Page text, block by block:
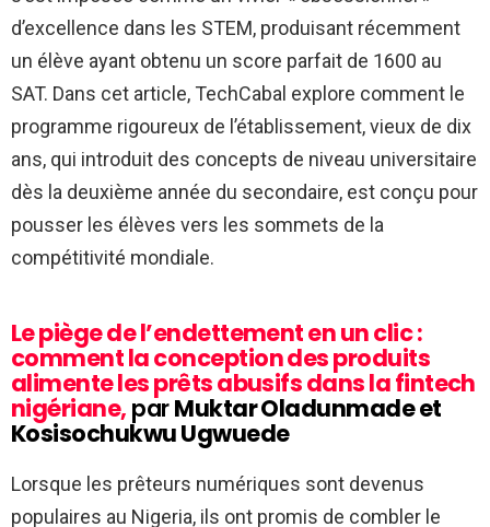
d’excellence dans les STEM, produisant récemment
un élève ayant obtenu un score parfait de 1600 au
SAT. Dans cet article, TechCabal explore comment le
programme rigoureux de l’établissement, vieux de dix
ans, qui introduit des concepts de niveau universitaire
dès la deuxième année du secondaire, est conçu pour
pousser les élèves vers les sommets de la
compétitivité mondiale.
Le piège de l’endettement en un clic :
comment la conception des produits
alimente les prêts abusifs dans la fintech
nigériane, parMuktar Oladunmade et
Kosisochukwu Ugwuede
Lorsque les prêteurs numériques sont devenus
populaires au Nigeria, ils ont promis de combler le